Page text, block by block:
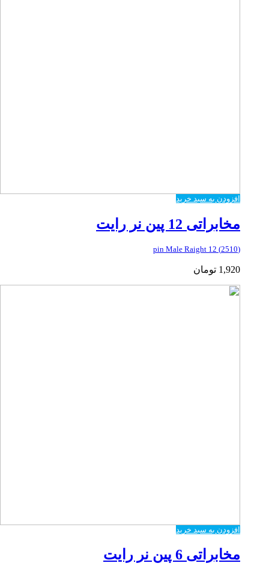
افزودن به سبد خرید
مخابراتی 12 پین نر رایت
(2510) 12 pin Male Raight
1,920 تومان
افزودن به سبد خرید
مخابراتی 6 پین نر رایت